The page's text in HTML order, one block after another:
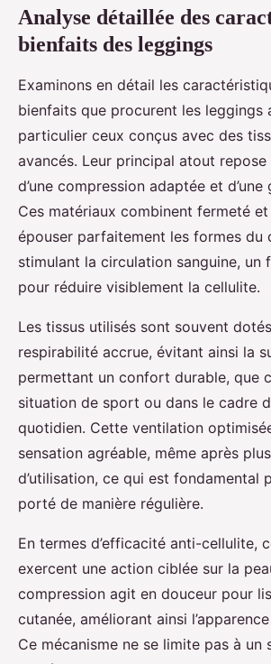
Analyse détaillée des
bienfaits des leggings
Examinons en détail les
bienfaits que procurent les leggings
particulier ceux conçus avec des
avancés. Leur principal atout repose
d’une compression adaptée et
Ces matériaux combinent fermeté
épouser parfaitement les formes du
stimulant la circulation sanguine, un
pour réduire visiblement la cellulite.
Les tissus utilisés sont souvent dotés
respirabilité accrue, évitant ainsi la
permettant un confort durable, que
situation de sport ou dans le cadre
quotidien. Cette ventilation
sensation agréable, même après
d’utilisation, ce qui est fondamental
porté de manière régulière.
En termes d’efficacité anti-cellulite,
exercent une action ciblée sur la
compression agit en douceur pour
cutanée, améliorant ainsi
Ce mécanisme ne se limite pas à un